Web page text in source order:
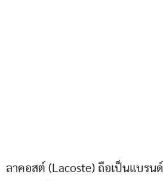
ลาคอสต์ (Lacoste) ถือเป็นแบรน